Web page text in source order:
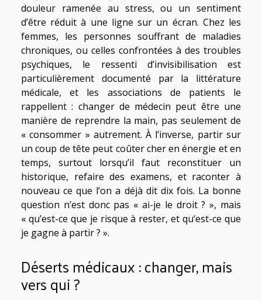
douleur ramenée au stress, ou un sentiment
d’être réduit à une ligne sur un écran. Chez les
femmes, les personnes souffrant de maladies
chroniques, ou celles confrontées à des troubles
psychiques, le ressenti d’invisibilisation est
particulièrement documenté par la littérature
médicale, et les associations de patients le
rappellent : changer de médecin peut être une
manière de reprendre la main, pas seulement de
« consommer » autrement. À l’inverse, partir sur
un coup de tête peut coûter cher en énergie et en
temps, surtout lorsqu’il faut reconstituer un
historique, refaire des examens, et raconter à
nouveau ce que l’on a déjà dit dix fois. La bonne
question n’est donc pas « ai-je le droit ? », mais
« qu’est-ce que je risque à rester, et qu’est-ce que
je gagne à partir ? ».
Déserts médicaux : changer, mais
vers qui ?